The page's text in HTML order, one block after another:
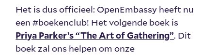
Het is dus officieel: OpenEmbassy heeft nu
een #boekenclub! Het volgende boek is
Priya Parker’s “The Art of Gathering”. Dit
boek zal ons helpen om onze